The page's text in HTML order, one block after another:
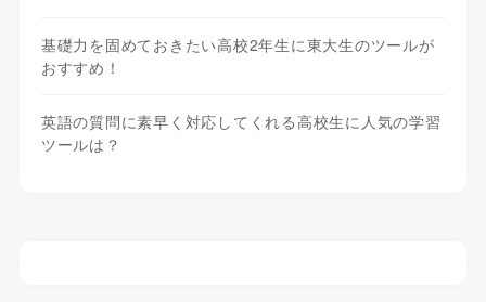
基礎力を固めておきたい高校2年生に東大生のツールが
おすすめ！
英語の質問に素早く対応してくれる高校生に人気の学習
ツールは？